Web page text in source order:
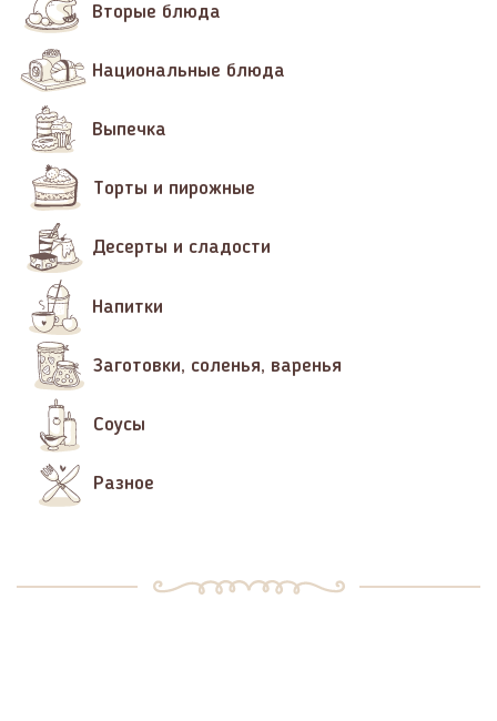
Вторые блюда
Национальные блюда
Выпечка
Торты и пирожные
Десерты и сладости
Напитки
Заготовки, соленья, варенья
Соусы
Разное